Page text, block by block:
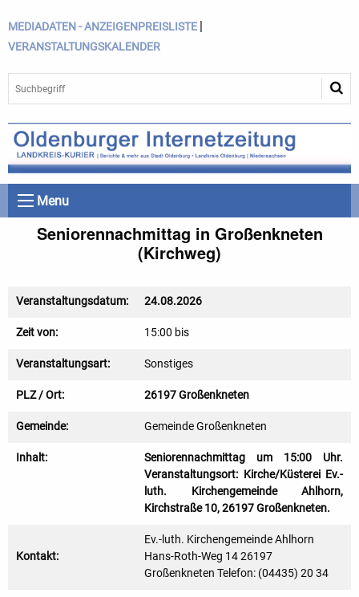
MEDIADATEN - ANZEIGENPREISLISTE |
VERANSTALTUNGSKALENDER
Menu
Seniorennachmittag in Großenkneten
(Kirchweg)
Veranstaltungsdatum: 24.08.2026
Zeit von: 15:00 bis
Veranstaltungsart: Sonstiges
PLZ / Ort: 26197 Großenkneten
Gemeinde: Gemeinde Großenkneten
Inhalt:
Seniorennachmittag um 15:00 Uhr.
Veranstaltungsort: Kirche/Küsterei Ev.-
luth. Kirchengemeinde Ahlhorn,
Kirchstraße 10, 26197 Großenkneten.
Kontakt:
Ev.-luth. Kirchengemeinde Ahlhorn
Hans-Roth-Weg 14 26197
Großenkneten Telefon: (04435) 20 34